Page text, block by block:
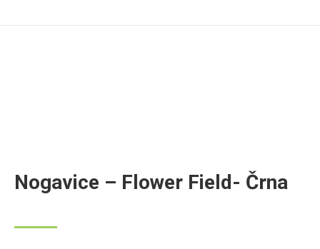
Nogavice – Flower Field- Črna